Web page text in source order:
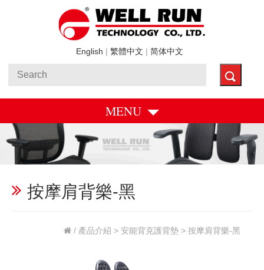
English | 繁體中文 | 简体中文
MENU
按摩肩背樂-黑
/ 產品介紹 > 安能背克護背墊> 按摩肩背樂-黑